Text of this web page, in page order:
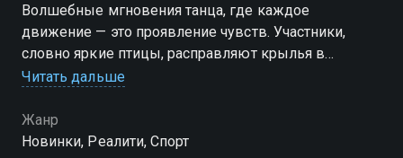
Волшебные мгновения танца, где каждое
движение — это проявление чувств. Участники,
словно яркие птицы, расправляют крылья в
стремлении к победе. Судьи, обладая
фиксируя искры вдохновения и страсти. В ритме
музыки сливаются эмоции, создавая неповторимую
Читать дальше
Жанр
Новинки, Реалити, Спорт